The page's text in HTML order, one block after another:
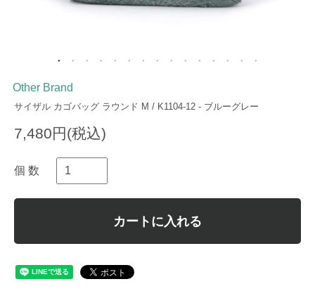
Other Brand
サイザル カゴバッグ ラウンド M / K1104-12 - ブルーグレー
7,480円(税込)
個 数
カートに入れる